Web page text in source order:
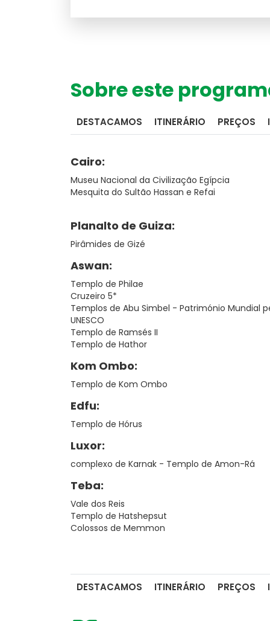
Meteorologia
Consulte o tempo no seu destino
Números OASIS
Indicadores do nosso sucesso
Sobre este
DESTACAMOS ITINERÁRIO PREÇOS
Cairo:
Museu Nacional da Civilização Egípcia
Mesquita do Sultão Hassan e Refai
Planalto de Guiza:
Pirâmides de Gizé
Aswan:
Templo de Philae
Cruzeiro 5*
Templos de Abu Simbel - Património Mundial
UNESCO
Templo de Ramsés II
Templo de Hathor
Kom Ombo:
Templo de Kom Ombo
Edfu:
Templo de Hórus
Luxor:
complexo de Karnak - Templo de Amon-Rá
Teba:
Vale dos Reis
Templo de Hatshepsut
Colossos de Memmon
DESTACAMOS ITINERÁRIO PREÇOS